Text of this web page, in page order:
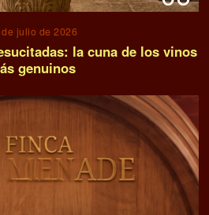
julio de 2026
la cuna de los vinos
genuinos